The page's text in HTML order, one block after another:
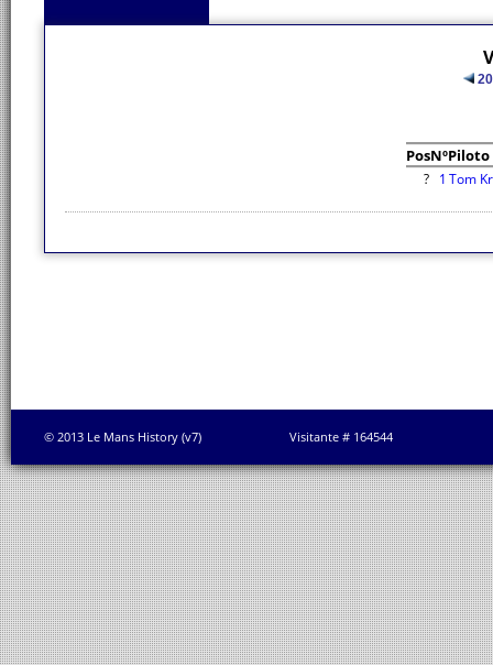
PosNºPiloto
? 1 Tom
© 2013 Le Mans History (v7) Visitante # 164544